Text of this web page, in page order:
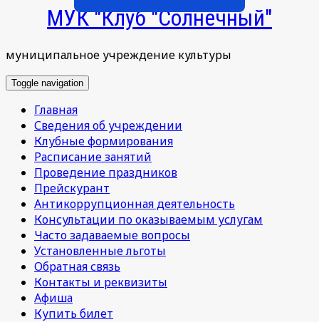
МУК "Клуб "Солнечный"
муниципальное учреждение культуры
Toggle navigation
Главная
Сведения об учреждении
Клубные формирования
Расписание занятий
Проведение праздников
Прейскурант
Антикоррупционная деятельность
Консультации по оказываемым услугам
Часто задаваемые вопросы
Установленные льготы
Обратная связь
Контакты и реквизиты
Афиша
Купить билет